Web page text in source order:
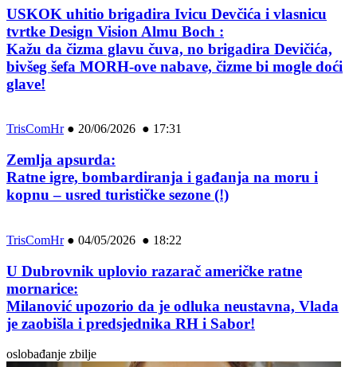
USKOK uhitio brigadira Ivicu Devčića i vlasnicu
tvrtke Design Vision Almu Boch :
Kažu da čizma glavu čuva, no brigadira Devičića,
bivšeg šefa MORH-ove nabave, čizme bi mogle doći
glave!
TrisComHr● 20/06/2026 ● 17:31
Zemlja apsurda:
Ratne igre, bombardiranja i gađanja na moru i
kopnu – usred turističke sezone (!)
TrisComHr● 04/05/2026 ● 18:22
U Dubrovnik uplovio razarač američke ratne
mornarice:
Milanović upozorio da je odluka neustavna, Vlada
je zaobišla i predsjednika RH i Sabor!
oslobađanje zbilje